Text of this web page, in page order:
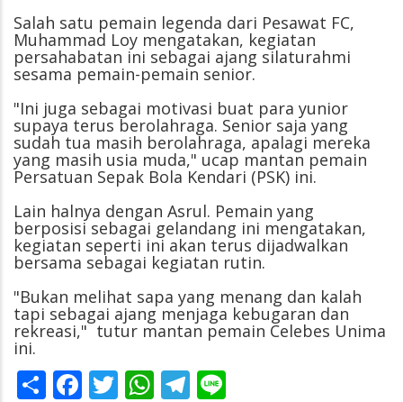
Salah satu pemain legenda dari Pesawat FC,
Muhammad Loy mengatakan, kegiatan
persahabatan ini sebagai ajang silaturahmi
sesama pemain-pemain senior.
"Ini juga sebagai motivasi buat para yunior
supaya terus berolahraga. Senior saja yang
sudah tua masih berolahraga, apalagi mereka
yang masih usia muda," ucap mantan pemain
Persatuan Sepak Bola Kendari (PSK) ini.
Lain halnya dengan Asrul. Pemain yang
berposisi sebagai gelandang ini mengatakan,
kegiatan seperti ini akan terus dijadwalkan
bersama sebagai kegiatan rutin.
"Bukan melihat sapa yang menang dan kalah
tapi sebagai ajang menjaga kebugaran dan
rekreasi," tutur mantan pemain Celebes Unima
ini.
ShareFacebook
Twitter
WhatsApp
Telegram